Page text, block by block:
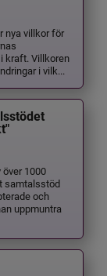
nya villkor för
kraft. Villkoren
i vilk...
över 1000
samtalsstöd
och
uppmuntra